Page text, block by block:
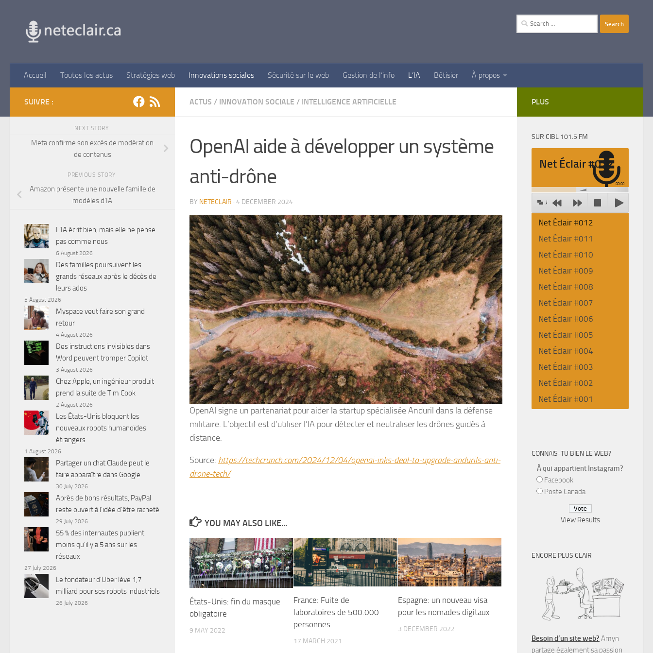
Search
for:
Accueil Toutes les actus Stratégies web Innovations sociales Sécurité sur le web Gestion de l’info L’IA Bêtisier À propos
ACTUS / INNOVATION SOCIALE / INTELLIGENCE ARTIFICIELLE
OpenAI aide à développer un système
anti-drône
BY NETECLAIR · 4 DECEMBER 2024
OpenAI signe un partenariat pour aider la startup spécialisée Anduril dans la défense
militaire. L’objectif est d’utiliser l’IA pour détecter et neutraliser les drônes guidés à
distance.
Source: https://techcrunch.com/2024/12/04/openai-inks-deal-to-upgrade-andurils-anti-
drone-tech/
YOU MAY ALSO LIKE...
États-Unis: fin du masque
obligatoire
9 MAY 2022
France: Fuite de
laboratoires de 500.000
personnes
17 MARCH 2021
Espagne: un nouveau visa
pour les nomades digitaux
3 DECEMBER 2022
SUIVRE :
NEXT STORY
Meta confirme son excès de modération
de contenus
PREVIOUS STORY
Amazon présente une nouvelle famille de
modèles d’IA
L’IA écrit bien, mais elle ne pense
pas comme nous
6 August 2026
Des familles poursuivent les
grands réseaux après le décès de
leurs ados
5 August 2026
Myspace veut faire son grand
retour
4 August 2026
Des instructions invisibles dans
Word peuvent tromper Copilot
3 August 2026
Chez Apple, un ingénieur produit
prend la suite de Tim Cook
2 August 2026
Les États-Unis bloquent les
nouveaux robots humanoïdes
étrangers
1 August 2026
Partager un chat Claude peut le
faire apparaître dans Google
30 July 2026
Après de bons résultats, PayPal
reste ouvert à l’idée d’être racheté
29 July 2026
55 % des internautes publient
moins qu’il y a 5 ans sur les
réseaux
27 July 2026
Le fondateur d’Uber lève 1,7
milliard pour ses robots industriels
26 July 2026
PLUS
SUR CIBL 101.5 FM
Net Éclair #012
00:00
Agrandir
Net Éclair #012
Net Éclair #011
Net Éclair #010
Net Éclair #009
Net Éclair #008
Net Éclair #007
Net Éclair #006
Net Éclair #005
Net Éclair #004
Net Éclair #003
Net Éclair #002
Net Éclair #001
CONNAIS-TU BIEN LE WEB?
À qui appartient Instagram?
Facebook
Poste Canada
View Results
ENCORE PLUS CLAIR
Besoin d’un site web? Amyn
partage également sa passion